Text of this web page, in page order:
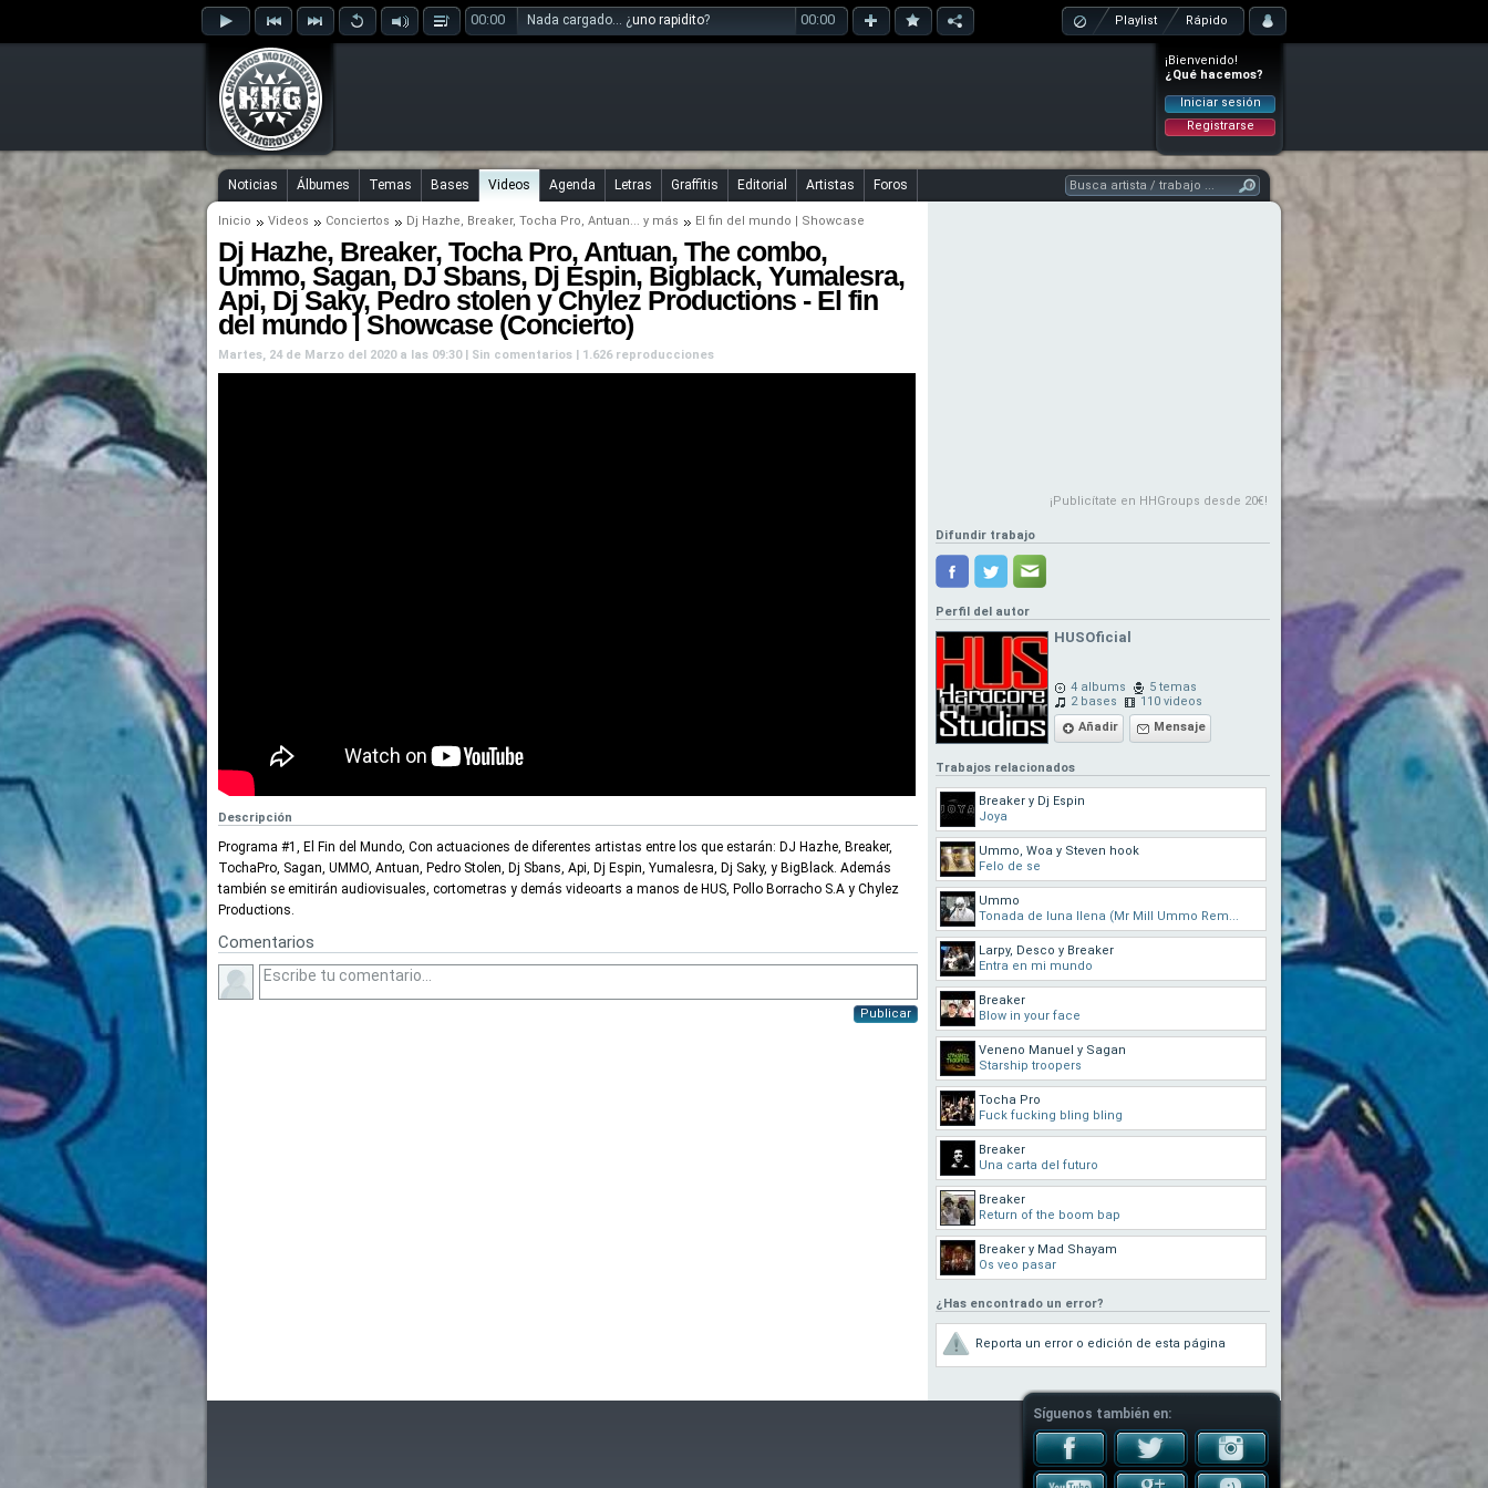
00:00 Nada cargado... ¿uno rapidito? 00:00 Playlist Rápido
¡Bienvenido!
¿Qué hacemos?
Iniciar sesión
Registrarse
Noticias Álbumes Temas Bases Videos Agenda Letras Graffitis Editorial Artistas Foros
Inicio Videos Conciertos Dj Hazhe, Breaker, Tocha Pro, Antuan... y más El fin del mundo | Showcase
Dj Hazhe, Breaker, Tocha Pro, Antuan, The combo,
Ummo, Sagan, DJ Sbans, Dj Espin, Bigblack, Yumalesra,
Api, Dj Saky, Pedro stolen y Chylez Productions - El fin
del mundo | Showcase (Concierto)
Martes, 24 de Marzo del 2020 a las 09:30 | Sin comentarios | 1.626 reproducciones
Descripción
Programa #1, El Fin del Mundo, Con actuaciones de diferentes artistas entre los que estarán: DJ Hazhe, Breaker,
TochaPro, Sagan, UMMO, Antuan, Pedro Stolen, Dj Sbans, Api, Dj Espin, Yumalesra, Dj Saky, y BigBlack. Además
también se emitirán audiovisuales, cortometras y demás videoarts a manos de HUS, Pollo Borracho S.A y Chylez
Productions.
Comentarios
Publicar
¡Publicítate en HHGroups desde 20€!
Difundir trabajo
Perfil del autor
HUSOficial
4 albums
5 temas
2 bases
110 videos
Añadir
Mensaje
Trabajos relacionados
Breaker y Dj Espin
Joya
Ummo, Woa y Steven hook
Felo de se
Ummo
Tonada de luna llena (Mr Mill Ummo Rem...
Larpy, Desco y Breaker
Entra en mi mundo
Breaker
Blow in your face
Veneno Manuel y Sagan
Starship troopers
Tocha Pro
Fuck fucking bling bling
Breaker
Una carta del futuro
Breaker
Return of the boom bap
Breaker y Mad Shayam
Os veo pasar
¿Has encontrado un error?
Reporta un error o edición de esta página
Síguenos también en: